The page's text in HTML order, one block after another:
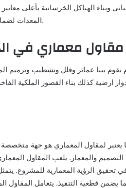
وبناء الهياكل الخرسانية بأعلى
المعدات لضمان سرعة ودقة في تنفيذ المشاريع مهما كان نوعها.
مقاول معماري في
ببنا عمائر وفلل وتشطيب وترميم
ارضية كذلك بناء القصور الملكية
يعتبر لمقاول المعماري هو جهة متخصصة
والمعمار. يلعب المقاول
تحقيق الرؤية المعمارية للمشروع.
يضمن قطعية التنفيذ. يتعامل المقاول